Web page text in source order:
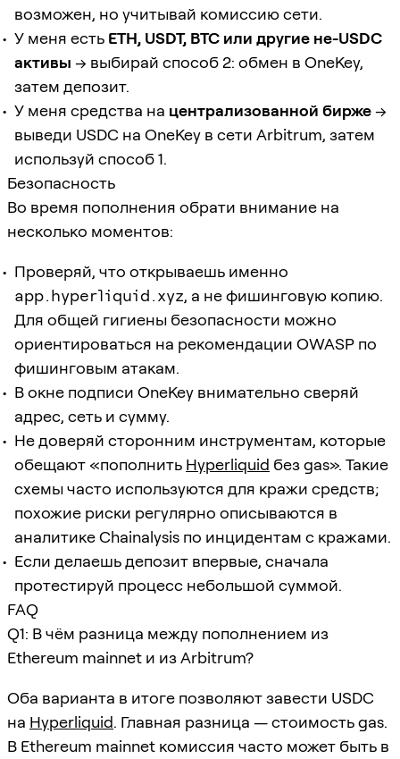
возможен, но учитывай комиссию сети.
У меня есть ETH, USDT, BTC или другие не-USDC
активы → выбирай способ 2: обмен в OneKey,
затем депозит.
У меня средства на централизованной бирже→
выведи USDC на OneKey в сети Arbitrum, затем
используй способ 1.
Безопасность
Во время пополнения обрати внимание на
несколько моментов:
Проверяй, что открываешь именно
app.hyperliquid.xyz, а не фишинговую копию.
Для общей гигиены безопасности можно
ориентироваться на рекомендации OWASP по
фишинговым атакам.
В окне подписи OneKey внимательно сверяй
адрес, сеть и сумму.
Не доверяй сторонним инструментам, которые
обещают «пополнить Hyperliquid без gas». Такие
схемы часто используются для кражи средств;
похожие риски регулярно описываются в
аналитике Chainalysis по инцидентам с кражами.
Если делаешь депозит впервые, сначала
протестируй процесс небольшой суммой.
FAQ
Q1: В чём разница между пополнением из
Ethereum mainnet и из Arbitrum?
Оба варианта в итоге позволяют завести USDC
на Hyperliquid. Главная разница — стоимость gas.
В Ethereum mainnet комиссия часто может быть в